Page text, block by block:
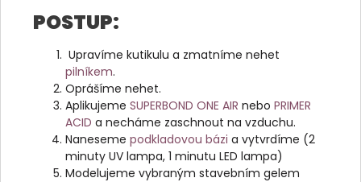
POSTUP:
Upravíme kutikulu a zmatníme nehet
pilníkem.
Oprášíme nehet.
Aplikujeme SUPERBOND ONE AIR nebo PRIMER
ACID a necháme zaschnout na vzduchu.
Naneseme podkladovou bázi a vytvrdíme (2
minuty UV lampa, 1 minutu LED lampa)
Modelujeme vybraným stavebním gelem